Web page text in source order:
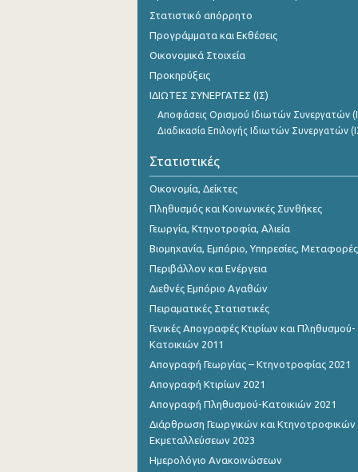
3o Τρίμηνο 2019
2o Τρίμηνο 2019
1o Τρίμηνο 2019
4o Τρίμηνο 2018
3o Τρίμηνο 2018
2o Τρίμηνο 2018
1o Τρίμηνο 2018
4o Τρίμηνο 2017
3o Τρίμηνο 2017
2o Τρίμηνο 2017
1o Τρίμηνο 2017
4o Τρίμηνο 2016
3o Τρίμηνο 2016
2o Τρίμηνο 2016
4o Τρίμηνο 2015
Στατιστικό απόρρητο
Προγράμματα και Εκθέσεις
Οικονομικά Στοιχεία
Προκηρύξεις
ΙΔΙΩΤΕΣ ΣΥΝΕΡΓΑΤΕΣ (ΙΣ)
Αποφάσεις Ορισμού Ιδιωτών Συνεργατών
Διαδικασία Επιλογής Ιδιωτών Συνεργατών
Στατιστικές
Οικονομία, Δείκτες
Πληθυσμός και Κοινωνικές Συνθήκες
Γεωργία, Κτηνοτροφία, Αλιεία
Βιομηχανία, Εμπόριο, Υπηρεσίες, Μεταφορές
Περιβάλλον και Ενέργεια
Διεθνές Εμπόριο Αγαθών
Πειραματικές Στατιστικές
Γενικές Απογραφές Κτιρίων και Πληθυσμού-
Κατοικιών 2011
Απογραφή Γεωργίας – Κτηνοτροφίας 2021
Απογραφή Κτιρίων 2021
Απογραφή Πληθυσμού-Κατοικιών 2021
Διάρθρωση Γεωργικών και Κτηνοτροφικών
Εκμεταλλεύσεων 2023
Ημερολόγιο Ανακοινώσεων